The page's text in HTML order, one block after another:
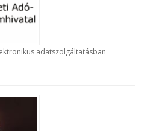
adatszolgáltatásban